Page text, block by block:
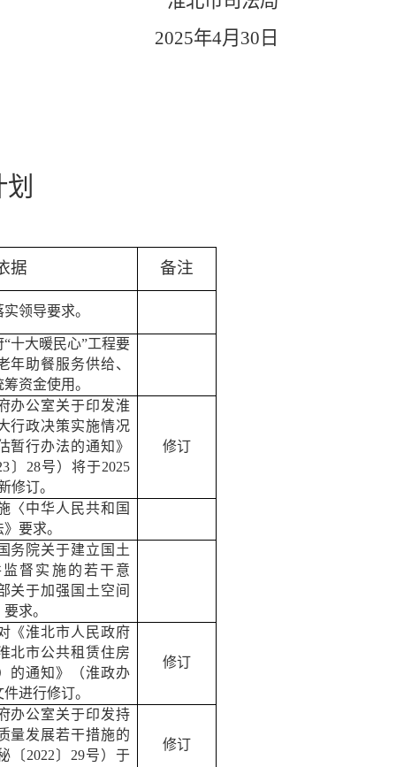
2025年4月 30 日
据 备注
领导要求。
“十大暖民心”工程要
年助餐服务供给、
资金使用。
办公室关于印发淮
行政决策实施情况
暂行办法的通知》
〕 28号）将于2025
修订。
修订
〈中华人民共和国
要求。
务院关于建立国土
督实施的若干意
关于加强国土空间
求。
《淮北市人民政府
北市公共租赁住房
的通知》（淮政办
进行修订。
修订
办公室关于印发持
量发展若干措施的
〔2022〕 29号）于
修订